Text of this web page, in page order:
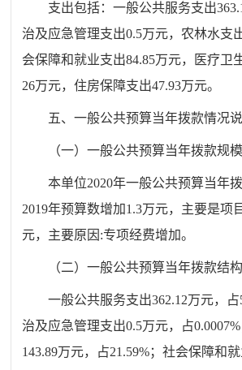
支出包括：一般公共服务支出
治及应急管理支出0.5万元，农林水支
会保障和就业支出84.85万元，医疗卫
26万元，住房保障支出47.93万元。
五、一般公共预算当年拨款情况
（一）一般公共预算当年拨款规
本单位2020年一般公共预算当年
2019年预算数增加1.3万元，主要是项
元，主要原因 :专项经费增加。
（二）一般公共预算当年拨款结
一般公共服务支出362.12万元，占
治及应急管理支出0.5万元，占0.0007%
143.89万元，占21.59%；社会保障和